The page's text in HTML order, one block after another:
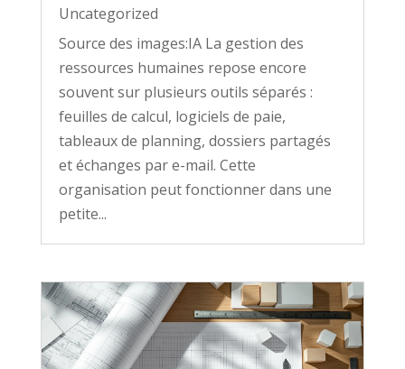
Uncategorized
Source des images:IA La gestion des
ressources humaines repose encore
souvent sur plusieurs outils séparés :
feuilles de calcul, logiciels de paie,
tableaux de planning, dossiers partagés
et échanges par e-mail. Cette
organisation peut fonctionner dans une
petite...